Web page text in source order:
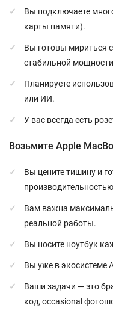
Вы подключаете
карты памяти).
Вы готовы мириться
стабильной
Планируете
или ИИ.
У вас всегда есть
Возьмите Apple
Вы цените тишину и
Вам важна
реальной работы.
Вы носите ноутбук
Вы уже в экосистеме
Ваши задачи — это
код, occasional